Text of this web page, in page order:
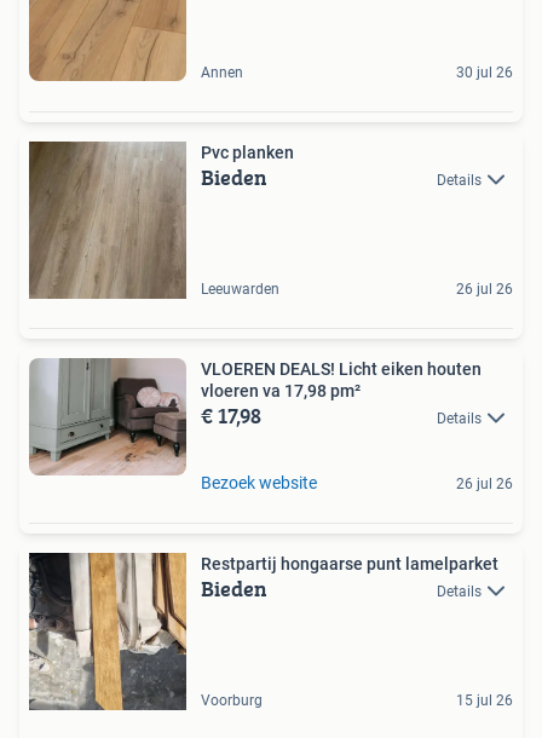
Annen 30 jul 26
Pvc planken
Bieden Details
Leeuwarden 26 jul 26
VLOEREN DEALS! Licht eiken houten
vloeren va 17,98 pm²
€ 17,98 Details
Bezoek website 26 jul 26
Restpartij hongaarse punt lamelparket
Bieden Details
Voorburg 15 jul 26